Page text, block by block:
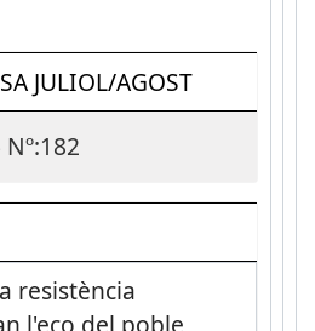
JULIOL/AGOST